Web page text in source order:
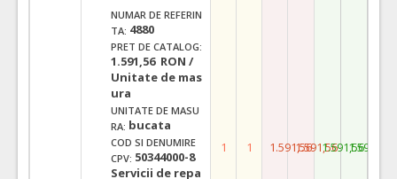
NUMAR DE REFERIN
TA: 4880
PRET DE CATALOG:
1.591,56 RON /
Unitate de mas
ura
UNITATE DE MASU
RA: bucata
COD SI DENUMIRE
CPV: 50344000-8
Servicii de repa
1 1 1.591,561.591,561.591,561.591,56